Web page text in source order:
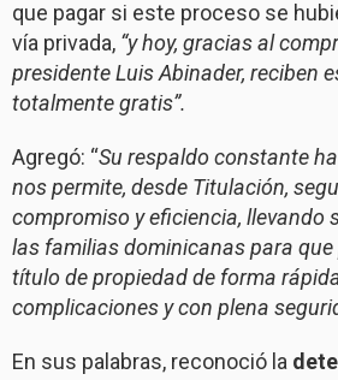
que pagar si este proceso se
vía privada, “y hoy, gracias al
presidente Luis Abinader, reciben
totalmente gratis”.
Agregó: “Su respaldo constante
nos permite, desde Titulación,
compromiso y eficiencia, llevando
las familias dominicanas para
título de propiedad de forma
complicaciones y con plena
En sus palabras, reconoció la